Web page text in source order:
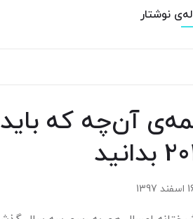
نوشتار
آن‌چه که باید
1397